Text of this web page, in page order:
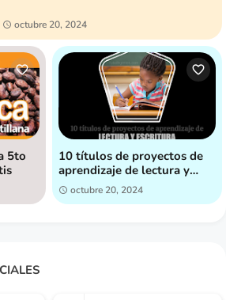
octubre 20, 2024
5to
10 títulos de proyectos de
aprendizaje de lectura y
escritura, pensados para
fomentar la creatividad y el
octubre 20, 2024